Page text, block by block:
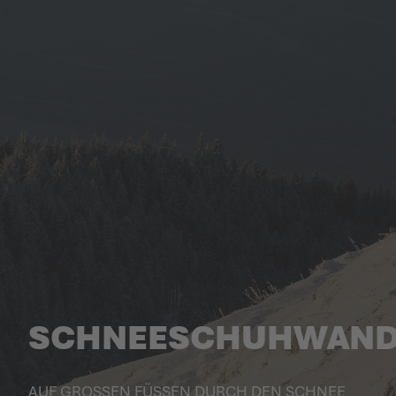
AUF GROSSEN FÜSSEN DURCH DEN SCHNEE